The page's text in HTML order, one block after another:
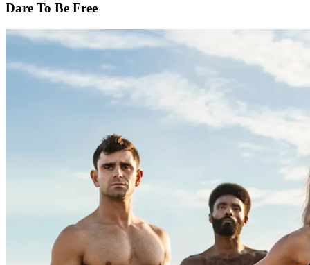
Dare To Be Free